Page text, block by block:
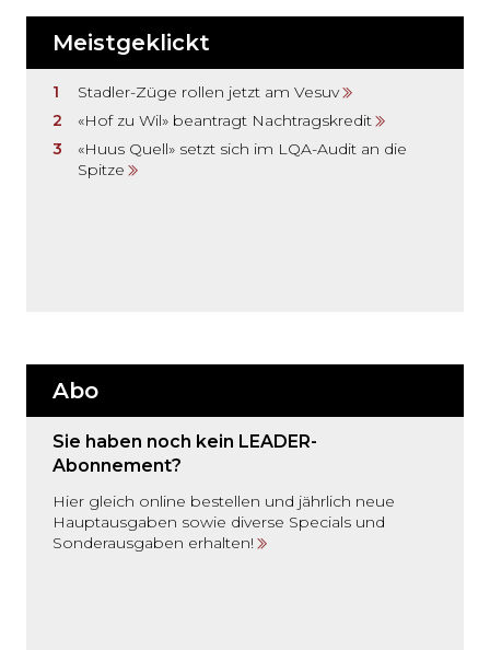
Meistgeklickt
Stadler-Züge rollen jetzt am Vesuv
«Hof zu Wil» beantragt Nachtragskredit
«Huus Quell» setzt sich im LQA-Audit an die
Spitze
Abo
Sie haben noch kein LEADER-
Abonnement?
Hier gleich online bestellen und jährlich neue
Hauptausgaben sowie diverse Specials und
Sonderausgaben erhalten!